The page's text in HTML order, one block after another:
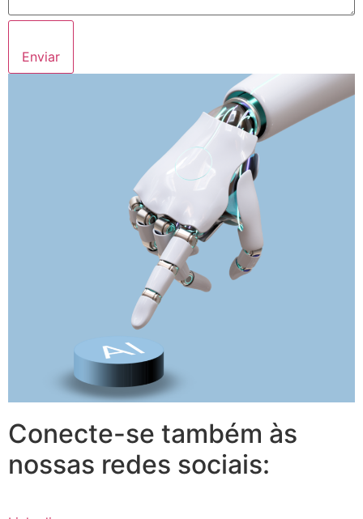
Enviar
Conecte-se também às
nossas redes sociais: